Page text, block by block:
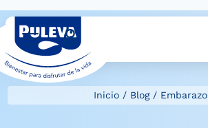
Inicio / Blog/ Embarazo